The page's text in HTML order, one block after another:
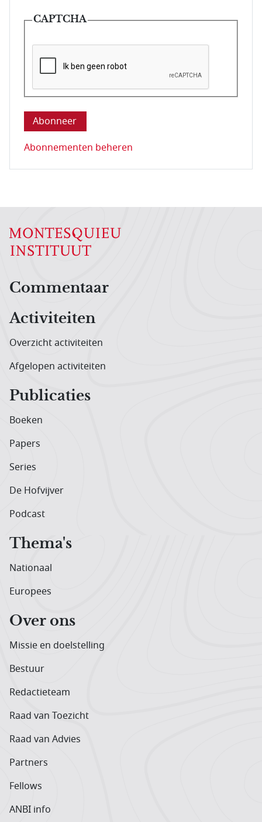
CAPTCHA
Deze vraag is om te controleren dat u een mens
Abonnementen beheren
Hoofdnavigatiemenu
Commentaar
Activiteiten
Overzicht activiteiten
Afgelopen activiteiten
Publicaties
Boeken
Papers
Series
De Hofvijver
Podcast
Thema's
Nationaal
Europees
Over ons
Missie en doelstelling
Bestuur
Redactieteam
Raad van Toezicht
Raad van Advies
Partners
Fellows
ANBI info